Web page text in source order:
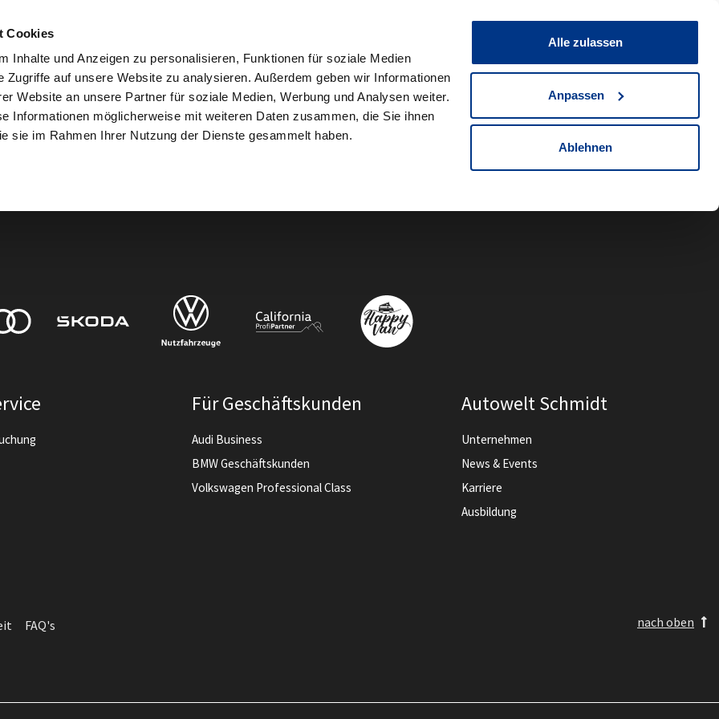
Cookies
Inhalte und Anzeigen zu personalisieren, Funktionen für soziale Medien
Zugriffe auf unsere Website zu analysieren. Außerdem geben wir Informationen
Website an unsere Partner für soziale Medien, Werbung und Analysen weiter.
Informationen möglicherweise mit weiteren Daten zusammen, die Sie ihnen
sie im Rahmen Ihrer Nutzung der Dienste gesammelt haben.
Alle zulassen
Anpassen
Ablehnen
Fahrzeug teilen Merkliste
Für Geschäftskunden
Audi Business
BMW Geschäftskunden
Volkswagen Professional Class
Autowelt Schmidt
Unternehmen
News & Events
Karriere
Ausbildung
FAQ's nach oben